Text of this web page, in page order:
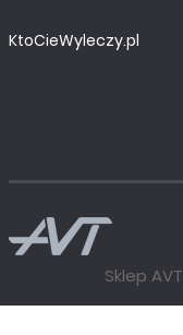
KtoCieWyleczy.pl
Sklep AVT